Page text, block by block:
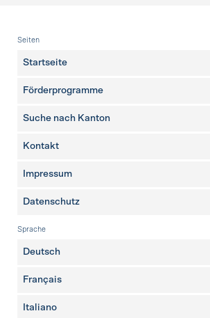
Fusszeile
Seiten
Startseite
Förderprogramme
Suche nach Kanton
weitere Seiten
Kontakt
Impressum
Datenschutz
Sprache
Deutsch
Français
Italiano